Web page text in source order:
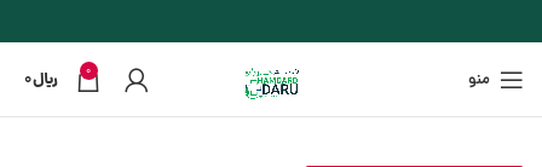
منو 0 ﷼0